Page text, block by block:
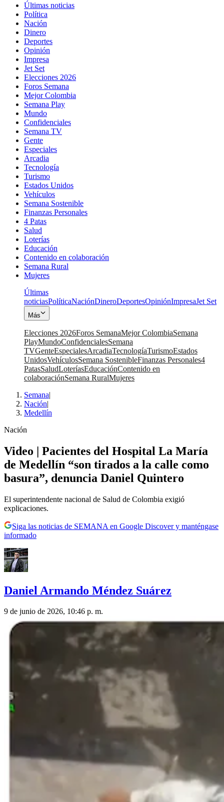
Últimas noticias
Política
Nación
Dinero
Deportes
Opinión
Impresa
Jet Set
Elecciones 2026
Foros Semana
Mejor Colombia
Semana Play
Mundo
Confidenciales
Semana TV
Gente
Especiales
Arcadia
Tecnología
Turismo
Estados Unidos
Vehículos
Semana Sostenible
Finanzas Personales
4 Patas
Salud
Loterías
Educación
Contenido en colaboración
Semana Rural
Mujeres
Últimas
noticiasPolíticaNaciónDineroDeportesOpiniónImpresaJet Set
Más
Elecciones 2026Foros SemanaMejor ColombiaSemana
PlayMundoConfidencialesSemana
TVGenteEspecialesArcadiaTecnologíaTurismoEstados
UnidosVehículosSemana SostenibleFinanzas Personales4
PatasSaludLoteríasEducaciónContenido en
colaboraciónSemana RuralMujeres
Semana|
Nación|
Medellín
Nación
Video | Pacientes del Hospital La María
de Medellín “son tirados a la calle como
basura”, denuncia Daniel Quintero
El superintendente nacional de Salud de Colombia exigió
explicaciones.
Siga las noticias de SEMANA en Google Discover y manténgase
informado
Daniel Armando Méndez Suárez
9 de junio de 2026, 10:46 p. m.